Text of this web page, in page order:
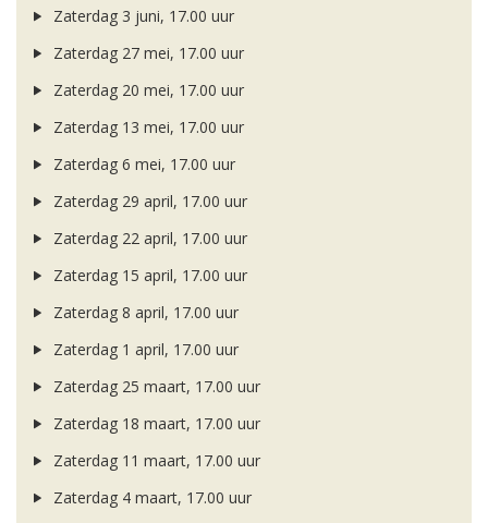
Zaterdag 3 juni, 17.00 uur
Zaterdag 27 mei, 17.00 uur
Zaterdag 20 mei, 17.00 uur
Zaterdag 13 mei, 17.00 uur
Zaterdag 6 mei, 17.00 uur
Zaterdag 29 april, 17.00 uur
Zaterdag 22 april, 17.00 uur
Zaterdag 15 april, 17.00 uur
Zaterdag 8 april, 17.00 uur
Zaterdag 1 april, 17.00 uur
Zaterdag 25 maart, 17.00 uur
Zaterdag 18 maart, 17.00 uur
Zaterdag 11 maart, 17.00 uur
Zaterdag 4 maart, 17.00 uur